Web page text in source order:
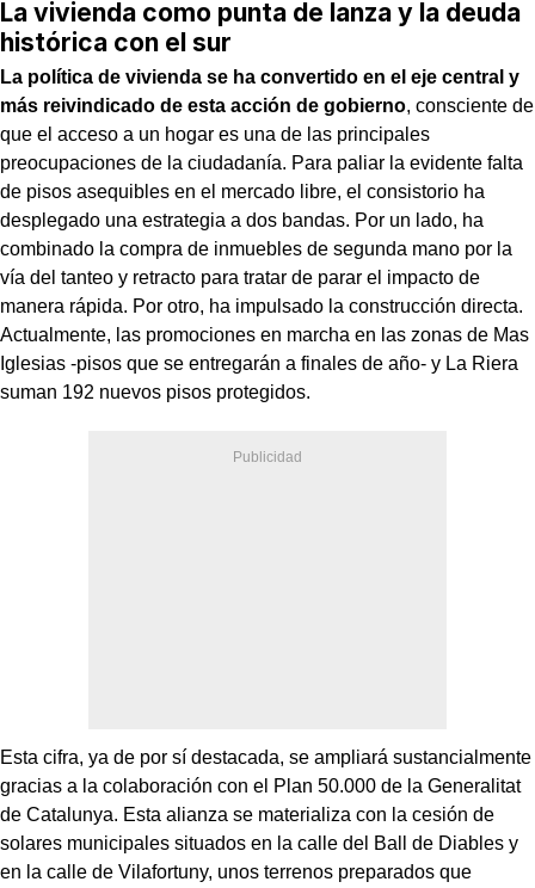
La vivienda como punta de lanza y la deuda
histórica con el sur
La política de vivienda se ha convertido en el eje central y
más reivindicado de esta acción de gobierno, consciente de
que el acceso a un hogar es una de las principales
preocupaciones de la ciudadanía. Para paliar la evidente falta
de pisos asequibles en el mercado libre, el consistorio ha
desplegado una estrategia a dos bandas. Por un lado, ha
combinado la compra de inmuebles de segunda mano por la
vía del tanteo y retracto para tratar de parar el impacto de
manera rápida. Por otro, ha impulsado la construcción directa.
Actualmente, las promociones en marcha en las zonas de Mas
Iglesias -pisos que se entregarán a finales de año- y La Riera
suman 192 nuevos pisos protegidos.
Esta cifra, ya de por sí destacada, se ampliará sustancialmente
gracias a la colaboración con el Plan 50.000 de la Generalitat
de Catalunya. Esta alianza se materializa con la cesión de
solares municipales situados en la calle del Ball de Diables y
en la calle de Vilafortuny, unos terrenos preparados que